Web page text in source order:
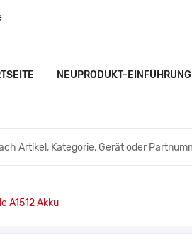
NEUPRODUKT-EINFÜHRUNG
A1512 Akku